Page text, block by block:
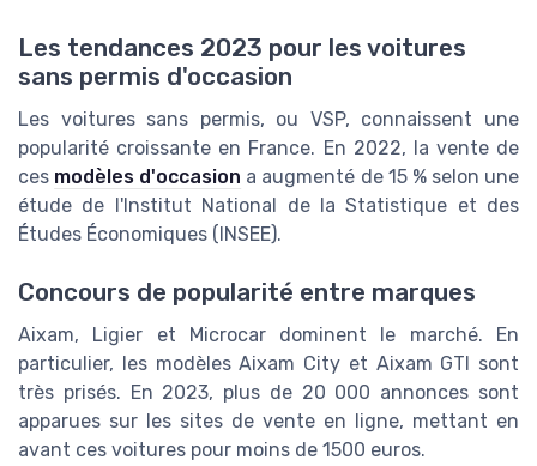
Les tendances 2023 pour les voitures
sans permis d'occasion
Les voitures sans permis, ou VSP, connaissent une
popularité croissante en France. En 2022, la vente de
ces modèles d'occasion a augmenté de 15 % selon une
étude de l'Institut National de la Statistique et des
Études Économiques (INSEE).
Concours de popularité entre marques
Aixam, Ligier et Microcar dominent le marché. En
particulier, les modèles Aixam City et Aixam GTI sont
très prisés. En 2023, plus de 20 000 annonces sont
apparues sur les sites de vente en ligne, mettant en
avant ces voitures pour moins de 1500 euros.